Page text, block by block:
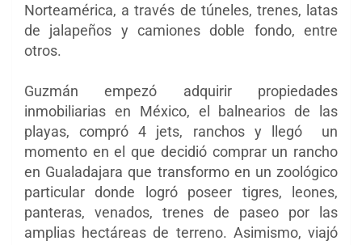
Norteamérica, a través de túneles, trenes, latas
de jalapeños y camiones doble fondo, entre
otros.
Guzmán empezó adquirir propiedades
inmobiliarias en México, el balnearios de las
playas, compró 4 jets, ranchos y llegó un
momento en el que decidió comprar un rancho
en Gualadajara que transformo en un zoológico
particular donde logró poseer tigres, leones,
panteras, venados, trenes de paseo por las
amplias hectáreas de terreno. Asimismo, viajó